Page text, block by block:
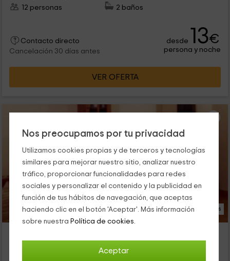
Nos preocupamos por tu privacidad
Utilizamos cookies propias y de terceros y tecnologías
similares para mejorar nuestro sitio, analizar nuestro
tráfico, proporcionar funcionalidades para redes
sociales y personalizar el contenido y la publicidad en
función de tus hábitos de navegación, que aceptas
haciendo clic en el botón 'Aceptar'. Más información
sobre nuestra Política de cookies.
Aceptar
12 personas
2 baños
Contacto directo
Cancelación 30 días antes
desde 13€
persona y noche
VER OFERTA
26 Fotos